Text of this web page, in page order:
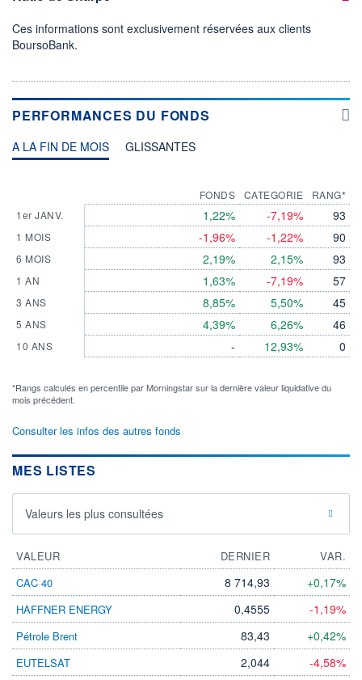
Ces informations sont exclusivement réservées aux clients
BoursoBank.
PERFORMANCES DU FONDS
A LA FIN DE MOIS GLISSANTES
1er JANV.
1 MOIS
6 MOIS
1 AN
3 ANS
5 ANS
10 ANS
FONDS
1,22%
-1,96%
2,19%
1,63%
8,85%
4,39%
-
CATEGORIE
-7,19%
-1,22%
2,15%
-7,19%
5,50%
6,26%
12,93%
RANG*
93
90
93
57
45
46
0
*Rangs calculés en percentile par Morningstar sur la dernière valeur liquidative du
mois précédent.
Consulter les infos des autres fonds
MES LISTES
Valeurs les plus consultées
VALEUR DERNIER
VAR.
CAC 40
8 714,93 +0,17%
HAFFNER ENERGY 0,4555 -1,19%
Pétrole Brent 83,43 +0,42%
EUTELSAT 2,044 -4,58%